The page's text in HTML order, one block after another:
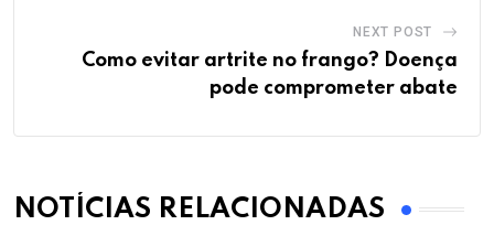
NEXT POST
Como evitar artrite no frango? Doença
pode comprometer abate
NOTÍCIAS RELACIONADAS